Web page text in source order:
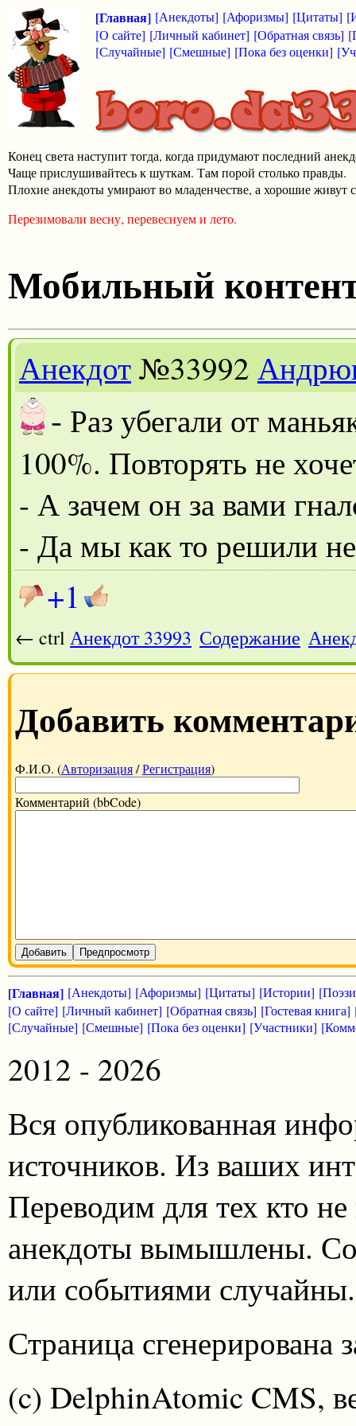
[Главная] [Анекдоты] [Афоризмы] [Цитаты]
[О сайте] [Личный кабинет] [Обратная связь]
[Случайные] [Смешные] [Пока без оценки]
Конец света наступит тогда, когда придумают последний
Чаще прислушивайтесь к шуткам. Там порой столько правды.
Плохие анекдоты умирают во младенчестве, а хорошие живут
Перезимовали весну, перевеснуем и лето.
Мобильный
Анекдот№33992
- Раз убегали от
100%. Повторять не
- А зачем он за вами
- Да мы как то решили
+1
← ctrl Анекдот 33993 Содержание
Добавить
Ф.И.О. (Авторизация/Регистрация)
Комментарий (bbCode)
Добавить Предпросмотр
[Главная] [Анекдоты] [Афоризмы] [Цитаты] [Истории]
[О сайте] [Личный кабинет] [Обратная связь] [Гостевая книга]
[Случайные] [Смешные] [Пока без оценки] [Участники]
2012 - 2026
Вся опубликованная
источников. Из ваших
Переводим для тех кто
анекдоты вымышлены.
или событиями случайны.
Страница сгенерирована
(c) DelphinAtomic CMS,